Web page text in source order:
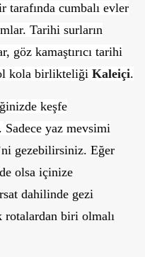
tarafında cumbalı evler
Tarihi surların
göz kamaştırıcı tarihi
kola birlikteliği Kaleiçi.
keşfe
Sadece yaz mevsimi
gezebilirsiniz. Eğer
olsa içinize
dahilinde gezi
rotalardan biri olmalı